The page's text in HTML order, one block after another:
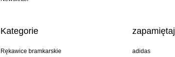
Kategorie
Rękawice bramkarskie
zapamiętaj
adidas